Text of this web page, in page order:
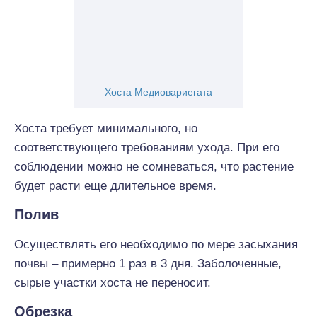
Хоста Медиовариегата
Хоста требует минимального, но
соответствующего требованиям ухода. При его
соблюдении можно не сомневаться, что растение
будет расти еще длительное время.
Полив
Осуществлять его необходимо по мере засыхания
почвы – примерно 1 раз в 3 дня. Заболоченные,
сырые участки хоста не переносит.
Обрезка